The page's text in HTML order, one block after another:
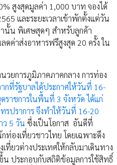
สูงสุดมูลค่า 1,000 บาท จองได้
และระยะเวลาเข้าพักตั้งแต่วัน
นั้น พิเศษสุดๆ สำหรับลูกค้า
ค่าส่งอาหารฟรีสูงสุด 20 ครั้ง ใน
ยการภูมิภาคภาคกลาง การท่อง
ากที่รัฐบาลได้ประกาศให้วันที่ 16-
าชการในพื้นที่ 3 จังหวัด ได้แก่
ปราการ จึงทำให้วันที่ 16-20
5 วัน ซึ่งเป็นโอกาส อันดีที่
องเที่ยวชาวไทย โดยเฉพาะดึง
ที่ยวต่างประเทศให้กลับมาเดินทาง
น ประกอบกับสถิติข้อมูลการใช้สิทธิ์